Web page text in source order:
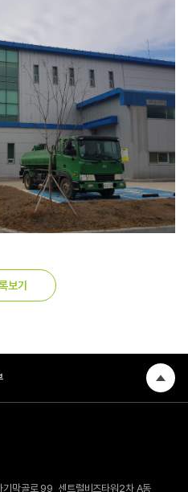
보기
기막골로 99, 센트럴비즈타워2차 A동